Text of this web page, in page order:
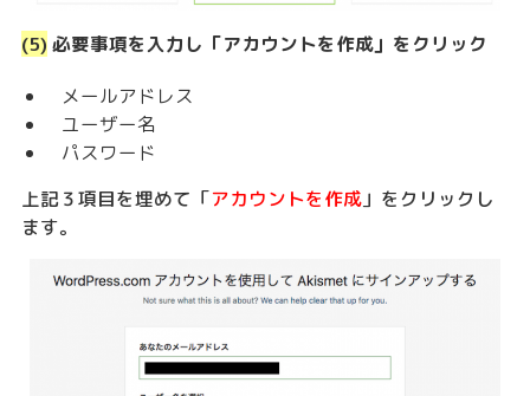
(5) 必要事項を入力し「アカウントを作成」をクリック
メールアドレス
ユーザー名
パスワード
上記３項目を埋めて「アカウントを作成」をクリックし
ます。